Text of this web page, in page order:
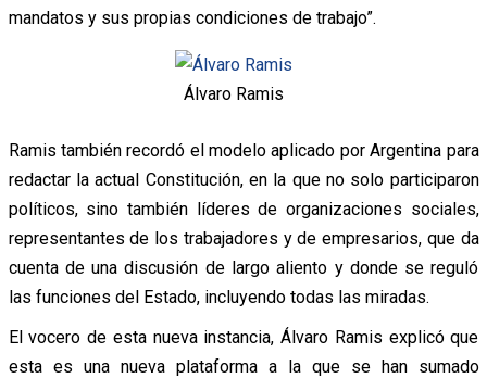
mandatos y sus propias condiciones de trabajo”.
Álvaro Ramis
Ramis también recordó el modelo aplicado por Argentina para
redactar la actual Constitución, en la que no solo participaron
políticos, sino también líderes de organizaciones sociales,
representantes de los trabajadores y de empresarios, que da
cuenta de una discusión de largo aliento y donde se reguló
las funciones del Estado, incluyendo todas las miradas.
El vocero de esta nueva instancia, Álvaro Ramis explicó que
esta es una nueva plataforma a la que se han sumado